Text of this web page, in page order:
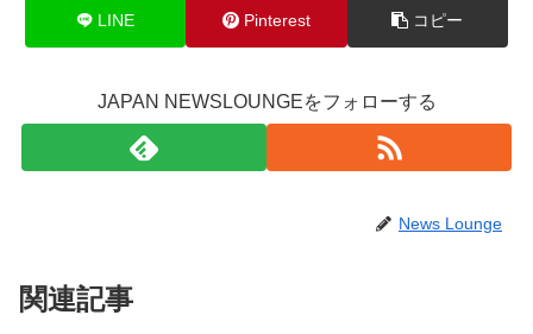
LINE Pinterest コピー
JAPAN NEWSLOUNGEをフォローする
News Lounge
関連記事